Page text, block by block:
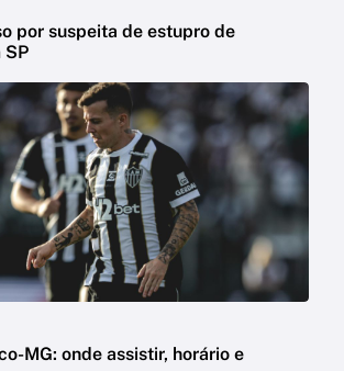
por suspeita de estupro de
SP
MG: onde assistir, horário e